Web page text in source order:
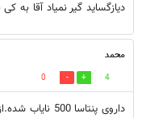
دیازگساید گیر نمیاد آقا به
محمد
4
0